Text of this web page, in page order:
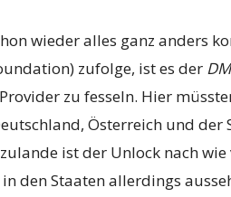
wieder alles ganz anders
zufolge, ist es der
zu fesseln. Hier
Österreich und
ist der Unlock nach
den Staaten allerdings